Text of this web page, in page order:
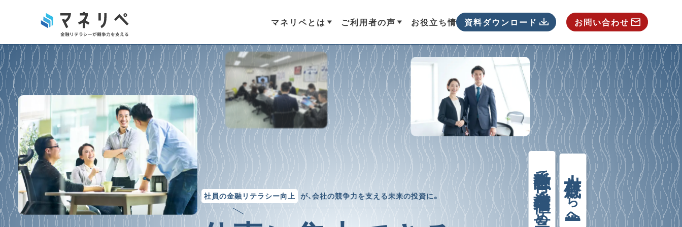
マネリペとは
サービス内容
マネリペは、従業員の金融リテラシー向上を支援し、お金の不安を解消するサービスで
す。不動産、保険、有価証券の専門家が、税負担の軽減や可処分所得UPなど包括的なアド
バイスを提供し、従業員の経済的安定と企業の活性化に貢献します。
マネリペとは
マネリペ情報
従業員の金融リテラシー向上を支援し、経済的安定を促進する福利厚生サービスです。
専門家による包括的なアドバイスで、従業員のモチベーションと定着率向上、企業全体の
生産性向上に貢献します。
記事一覧
ご利用者の声
ご利用者の声
マネリペを導入していただいた企業の『リアルな声』を集めました。実際に導入してい
ただいた現場のお話を通じて、どのように金融知識が深まり、経済的な安心が得られたの
かをご紹介します。ぜひマネリペが提供する価値をご確認ください。
記事一覧
# サービス #小売 メーカー
お役立ち情報
お役立ち情報
金融リテラシーが身に付くとライフプランに合わせた資金作りや家計のやりくり、節約
などのお金の管理を合理的にできるようになります。 お金の管理が適切にできると「経
済的に自立する」ことにつながります。
記事一覧
# 福利厚生
資料ダウンロード お問い合わせ
から
人的資産形成
へ
で
企業価値
を
社員の金融リテラシー向上 が、 会社の競争力を支える未来の投資に。